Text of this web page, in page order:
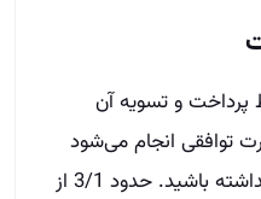
پرداخت و تسویه آن
توافقی انجام می‌شود
اما بهتر است پرداخت یکجا نداشته باشید. حدود 3/1 از